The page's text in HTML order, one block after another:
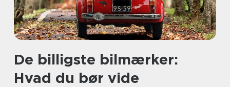
De billigste bilmærker:
Hvad du bør vide